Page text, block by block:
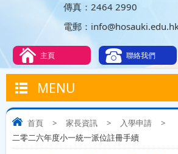
傳真：2464 2990
電郵：
聯絡我們
主頁
MENU
首頁 > 家長資訊 > 入學申請
>
二零二六年度小一統一派位註冊手續